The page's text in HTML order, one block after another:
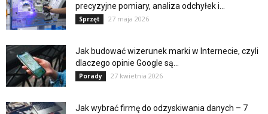
precyzyjne pomiary, analiza odchyłek i...
Sprzęt 27 maja 2026
Jak budować wizerunek marki w Internecie, czyli
dlaczego opinie Google są...
Porady 27 kwietnia 2026
Jak wybrać firmę do odzyskiwania danych – 7